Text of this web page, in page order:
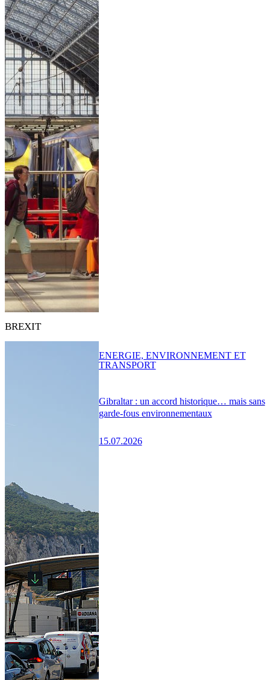
BREXIT
Gibraltar : un accord historique… mais sans
garde-fous environnementaux
15.07.2026
ENERGIE, ENVIRONNEMENT ET
TRANSPORT